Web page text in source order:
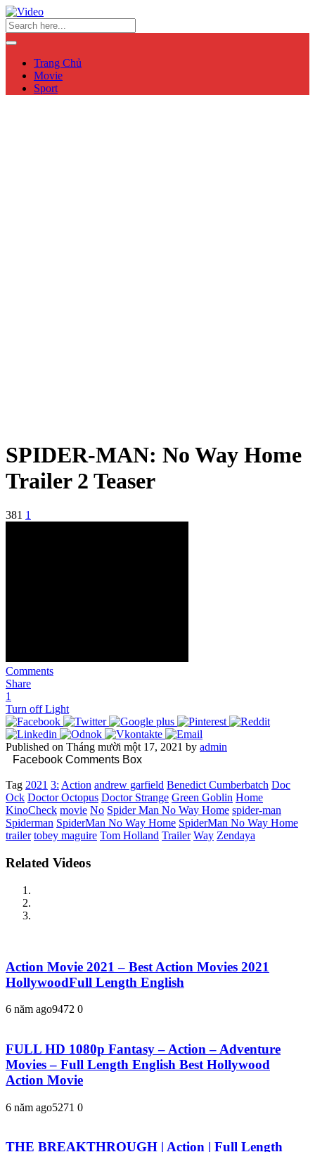
Trang Chủ
Movie
Sport
SPIDER-MAN: No Way Home
Trailer 2 Teaser
381 1
Comments
Share
1
Turn off Light
Published on Tháng mười một 17, 2021 by admin
Facebook Comments Box
Tag 2021 3: Action andrew garfield Benedict Cumberbatch Doc
Ock Doctor Octopus Doctor Strange Green Goblin Home
KinoCheck movie No Spider Man No Way Home spider-man
Spiderman SpiderMan No Way Home SpiderMan No Way Home
trailer tobey maguire Tom Holland Trailer Way Zendaya
Related Videos
Action Movie 2021 – Best Action Movies 2021
HollywoodFull Length English
6 năm ago9472 0
FULL HD 1080p Fantasy – Action – Adventure
Movies – Full Length English Best Hollywood
Action Movie
6 năm ago5271 0
THE BREAKTHROUGH | Action | Full Length